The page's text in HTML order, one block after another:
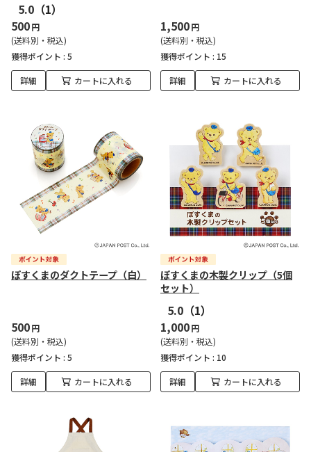
5.0 （1）
500円
(送料別・税込)
獲得ポイント : 5
詳細 カートに入れる
1,500円
(送料別・税込)
獲得ポイント : 15
詳細 カートに入れる
ぽすくまのダクトテープ（白）
500円
(送料別・税込)
獲得ポイント : 5
詳細 カートに入れる
ぽすくまの木製クリップ（5個
セット）
5.0 （1）
1,000円
(送料別・税込)
獲得ポイント : 10
詳細 カートに入れる